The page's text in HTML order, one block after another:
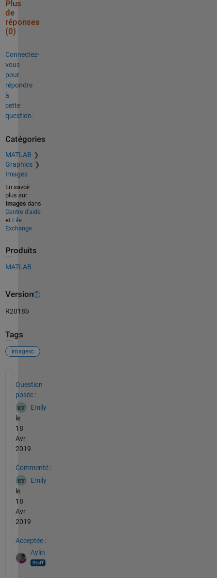
Plus
de
réponses
(0)
Connectez-
vous
pour
répondre
à
cette
question.
Catégories
MATLAB
Graphics
Images
En savoir
plus sur
Images dans
Centre d'aide
et File
Exchange
Produits
MATLAB
Version
R2018b
Tags
imagesc
Question
posée :
Emily
le
18
Avr
2019
Commenté :
Emily
le
18
Avr
2019
Acceptée :
Aylin